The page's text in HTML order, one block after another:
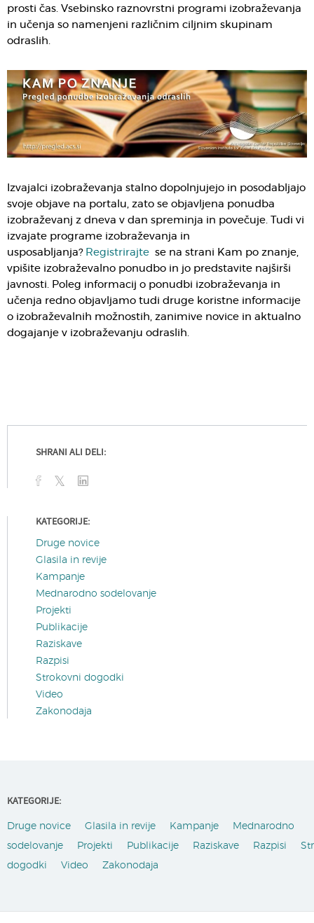
prosti čas. Vsebinsko raznovrstni programi izobraževanja
in učenja so namenjeni različnim ciljnim skupinam
odraslih.
Izvajalci izobraževanja stalno dopolnjujejo in posodabljajo
svoje objave na portalu, zato se objavljena ponudba
izobraževanj z dneva v dan spreminja in povečuje. Tudi vi
izvajate programe izobraževanja in
usposabljanja? Registrirajte se na strani Kam po znanje,
vpišite izobraževalno ponudbo in jo predstavite najširši
javnosti. Poleg informacij o ponudbi izobraževanja in
učenja redno objavljamo tudi druge koristne informacije
o izobraževalnih možnostih, zanimive novice in aktualno
dogajanje v izobraževanju odraslih.
SHRANI ALI DELI:
KATEGORIJE:
Druge novice
Glasila in revije
Kampanje
Mednarodno sodelovanje
Projekti
Publikacije
Raziskave
Razpisi
Strokovni dogodki
Video
Zakonodaja
KATEGORIJE:
Druge novice Glasila in revije Kampanje
Mednarodno
sodelovanje
Projekti Publikacije Raziskave Razpisi
dogodki
Video Zakonodaja